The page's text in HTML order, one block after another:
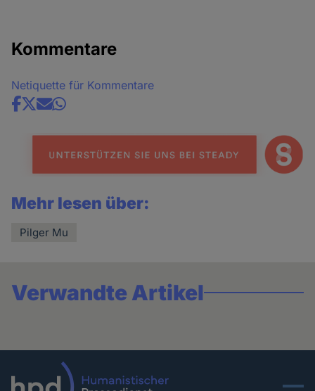
Kommentare
Netiquette für Kommentare
Share
news
Mehr lesen über:
Pilger Mu
Verwandte Artikel